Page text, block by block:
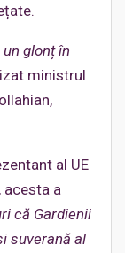
glonț în
ministrul
al UE
acesta a
că Gardienii
suverană al